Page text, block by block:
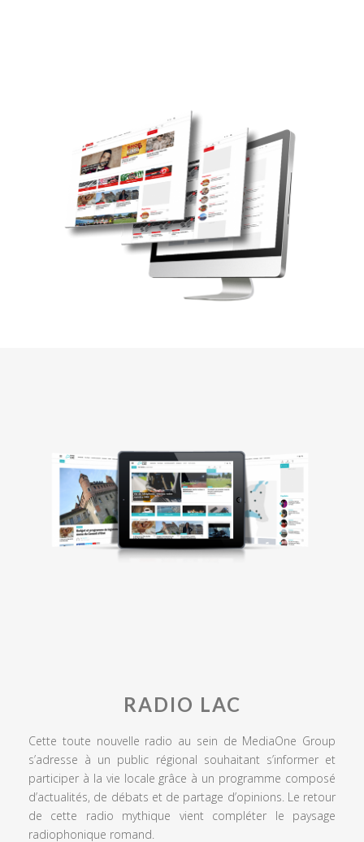
RADIO LAC
Cette toute nouvelle radio au sein de MediaOne Group
s’adresse à un public régional souhaitant s’informer et
participer à la vie locale grâce à un programme composé
d’actualités, de débats et de partage d’opinions. Le retour
de cette radio mythique vient compléter le paysage
radiophonique romand.